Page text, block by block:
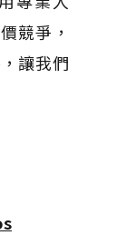
競爭，
讓我們